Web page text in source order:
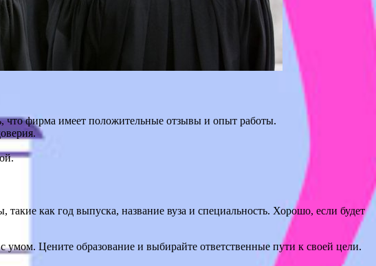
фирма имеет положительные отзывы и опыт работы.
как год выпуска, название вуза и специальность. Хорошо, если будет
Цените образование и выбирайте ответственные пути к своей цели.